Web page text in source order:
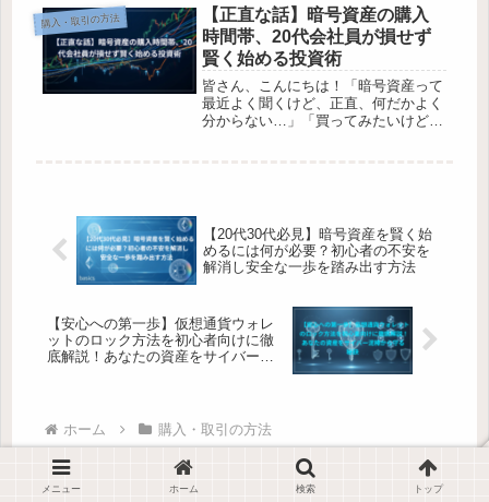
さんなら、これからの資産形成につい
て真剣に考え始めた時に、仮想通貨...
購入・取引の方法
【正直な話】暗号資産の購入
時間帯、20代会社員が損せず
賢く始める投資術
皆さん、こんにちは！「暗号資産って
最近よく聞くけど、正直、何だかよく
分からない…」「買ってみたいけど、
【20代30代必見】暗号資産を賢く始
めるには何が必要？初心者の不安を
解消し安全な一歩を踏み出す方法
【安心への第一歩】仮想通貨ウォレ
ットのロック方法を初心者向けに徹
底解説！あなたの資産をサイバー泥
ホーム 購入・取引の方法
メニュー ホーム 検索 トップ